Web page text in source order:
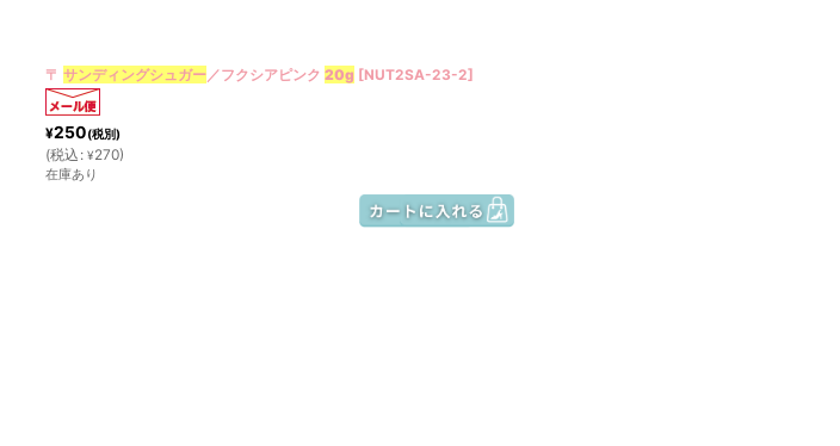
〒 サンディングシュガー／フクシアピンク 20g [NUT2SA-23-2]
¥250(税別)
(税込 : ¥270)
在庫あり